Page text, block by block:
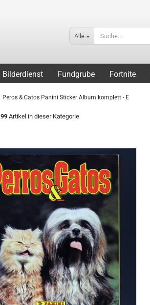
Alle
Bilderdienst Fundgrube Fortnite
Peros & Catos Panini Sticker Album komplett - E
99 Artikel in dieser Kategorie